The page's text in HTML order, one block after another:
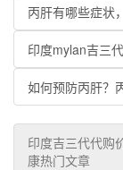
丙肝有哪些症状
印度mylan吉三
如何预防丙肝？
印度吉三代代购
康热门文章